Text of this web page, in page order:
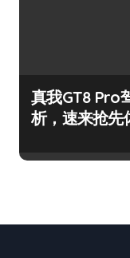
真我GT8 Pro
析，速来抢先